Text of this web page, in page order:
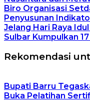
Biro Organisasi
Penyusunan
Jelang Hari Raya
Sulbar Kumpulkan
Rekomendasi
Bupati Barru
Buka Pelatihan